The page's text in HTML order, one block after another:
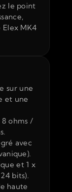
le point
MK4
sur une
et une
8 ohms /
avec
et 1 x
bits).
haute